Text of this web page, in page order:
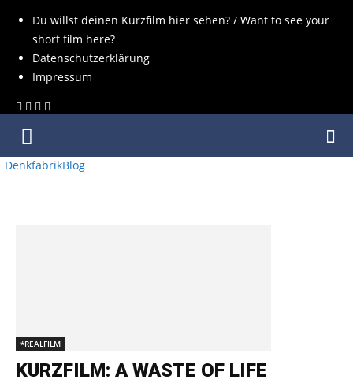
Du willst deinen Kurzfilm hier sehen? / Want to see your
short film here?
Datenschutzerklärung
Impressum
DenkfabrikBlog
*REALFILM
KURZFILM: A WASTE OF LIFE